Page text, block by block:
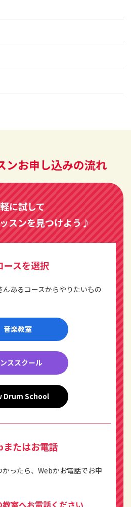
ンお申し込みの流れ
に試して
スンを見つけよう♪
ースを選択
あるコースからやりたいもの
音楽教室
ススクール
Drum School
またはお電話
ったら、Webかお電話でお申